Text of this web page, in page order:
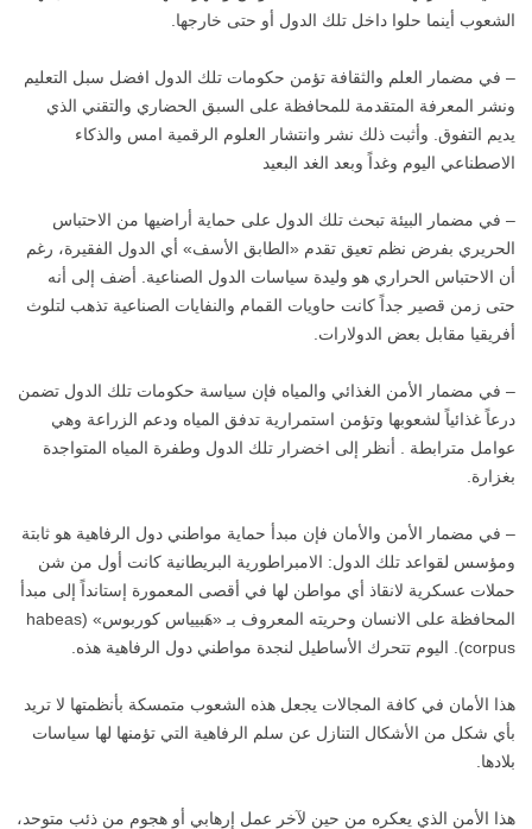
الشعوب أينما حلوا داخل تلك الدول أو حتى خارجها.
– في مضمار العلم والثقافة تؤمن حكومات تلك الدول افضل سبل التعليم
ونشر المعرفة المتقدمة للمحافظة على السبق الحضاري والتقني الذي
يديم التفوق. وأثبت ذلك نشر وانتشار العلوم الرقمية امس والذكاء
الاصطناعي اليوم وغداً وبعد الغد البعيد
– في مضمار البيئة تبحث تلك الدول على حماية أراضيها من الاحتباس
الحريري بفرض نظم تعيق تقدم «الطابق الأسف» أي الدول الفقيرة، رغم
أن الاحتباس الحراري هو وليدة سياسات الدول الصناعية. أضف إلى أنه
حتى زمن قصير جداً كانت حاويات القمام والنفايات الصناعية تذهب لتلوث
أفريقيا مقابل بعض الدولارات.
– في مضمار الأمن الغذائي والمياه فإن سياسة حكومات تلك الدول تضمن
درعاً غذائياً لشعوبها وتؤمن استمرارية تدفق المياه ودعم الزراعة وهي
عوامل مترابطة . أنظر إلى اخضرار تلك الدول وطفرة المياه المتواجدة
بغزارة.‫
– في مضمار الأمن والأمان فإن مبدأ حماية مواطني دول الرفاهية هو ثابتة
ومؤسس لقواعد تلك الدول: الامبراطورية البريطانية كانت أول من شن
حملات عسكرية لانقاذ أي مواطن لها في أقصى المعمورة إستانداً إلى مبدأ
المحافظة على الانسان وحريته المعروف بـ «هَبيياس كوربوس» (habeas
corpus). اليوم تتحرك الأساطيل لنجدة مواطني دول الرفاهية هذه.
هذا الأمان في كافة المجالات يجعل هذه الشعوب متمسكة بأنظمتها لا تريد
بأي شكل من الأشكال التنازل عن سلم الرفاهية التي تؤمنها لها سياسات
بلادها.
هذا الأمن الذي يعكره من حين لآخر عمل إرهابي أو هجوم من ذئب متوحد،